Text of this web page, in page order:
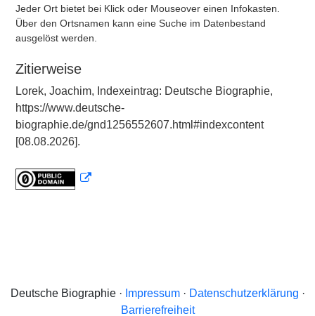
Jeder Ort bietet bei Klick oder Mouseover einen Infokasten.
Über den Ortsnamen kann eine Suche im Datenbestand
ausgelöst werden.
Zitierweise
Lorek, Joachim, Indexeintrag: Deutsche Biographie,
https://www.deutsche-
biographie.de/gnd1256552607.html#indexcontent
[08.08.2026].
Deutsche Biographie · Impressum· Datenschutzerklärung ·
Barrierefreiheit